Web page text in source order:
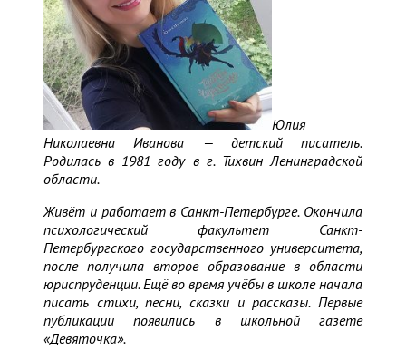
Юлия
Николаевна Иванова — детский писатель.
Родилась в 1981 году в г. Тихвин Ленинградской
области.
Живёт и работает в Санкт-Петербурге. Окончила
психологический факультет Санкт-
Петербургского государственного университета,
после получила второе образование в области
юриспруденции. Ещё во время учёбы в школе начала
писать стихи, песни, сказки и рассказы. Первые
публикации появились в школьной газете
«Девяточка».